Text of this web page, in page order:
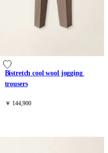
Bistretch cool wool jogging
trousers
￥ 144,900